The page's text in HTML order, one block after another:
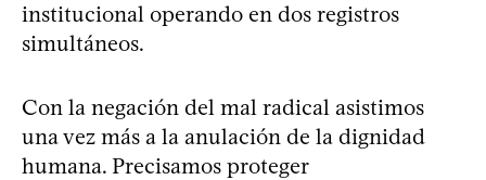
institucional operando en dos registros
simultáneos.
Con la negación del mal radical asistimos
una vez más a la anulación de la dignidad
humana. Precisamos proteger